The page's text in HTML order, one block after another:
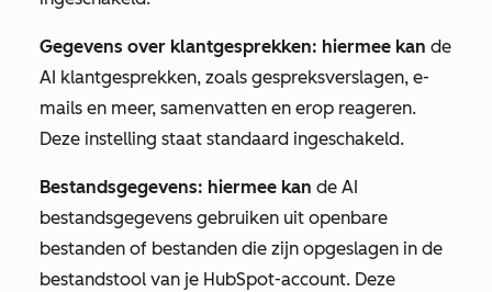
Gegevens over klantgesprekken: hiermee kan de
AI klantgesprekken, zoals gespreksverslagen, e-
mails en meer, samenvatten en erop reageren.
Deze instelling staat standaard ingeschakeld.
Bestandsgegevens: hiermee kan de AI
bestandsgegevens gebruiken uit openbare
bestanden of bestanden die zijn opgeslagen in de
bestandstool van je HubSpot-account. Deze